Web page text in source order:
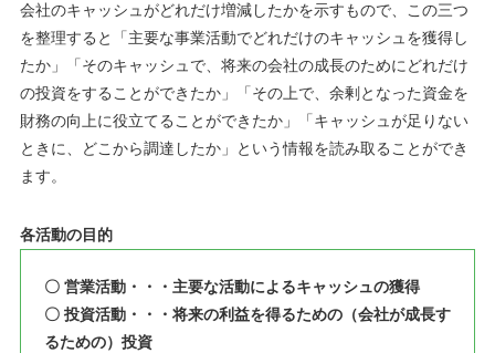
会社のキャッシュがどれだけ増減したかを示すもので、この三つ
を整理すると「主要な事業活動でどれだけのキャッシュを獲得し
たか」「そのキャッシュで、将来の会社の成長のためにどれだけ
の投資をすることができたか」「その上で、余剰となった資金を
財務の向上に役立てることができたか」「キャッシュが足りない
ときに、どこから調達したか」という情報を読み取ることができ
ます。
各活動の目的
〇 営業活動・・・主要な活動によるキャッシュの獲得
〇 投資活動・・・将来の利益を得るための（会社が成長す
るための）投資